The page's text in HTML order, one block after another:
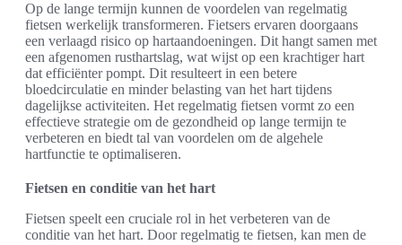
Op de lange termijn kunnen de voordelen van regelmatig
fietsen werkelijk transformeren. Fietsers ervaren doorgaans
een verlaagd risico op hartaandoeningen. Dit hangt samen met
een afgenomen rusthartslag, wat wijst op een krachtiger hart
dat efficiënter pompt. Dit resulteert in een betere
bloedcirculatie en minder belasting van het hart tijdens
dagelijkse activiteiten. Het regelmatig fietsen vormt zo een
effectieve strategie om de gezondheid op lange termijn te
verbeteren en biedt tal van voordelen om de algehele
hartfunctie te optimaliseren.
Fietsen en conditie van het hart
Fietsen speelt een cruciale rol in het verbeteren van de
conditie van het hart. Door regelmatig te fietsen, kan men de